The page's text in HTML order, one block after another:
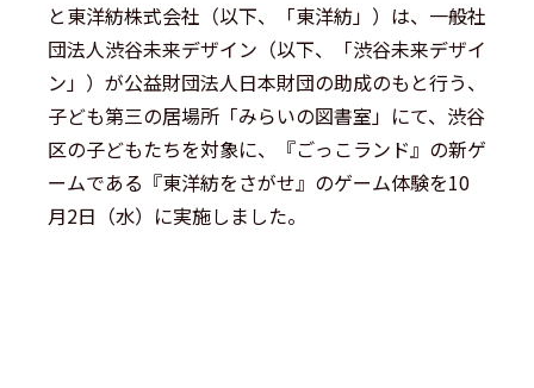
と東洋紡株式会社（以下、「東洋紡」）は、一般社
団法人渋谷未来デザイン（以下、「渋谷未来デザイ
ン」）が公益財団法人日本財団の助成のもと行う、
子ども第三の居場所「みらいの図書室」にて、渋谷
区の子どもたちを対象に、『ごっこランド』の新ゲ
ームである『東洋紡をさがせ』のゲーム体験を10
月2日（水）に実施しました。